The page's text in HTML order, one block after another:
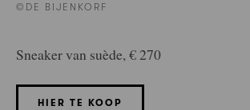
©DE BIJENKORF
Sneaker van suède, € 270
HIER TE KOOP